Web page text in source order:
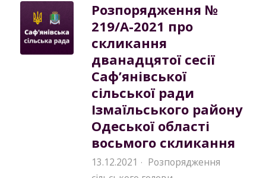
Розпорядження №
219/А-2021 про
скликання
дванадцятої сесії
Саф’янівської
сільської ради
Ізмаїльського району
Одеської області
восьмого скликання
13.12.2021 · Розпорядження